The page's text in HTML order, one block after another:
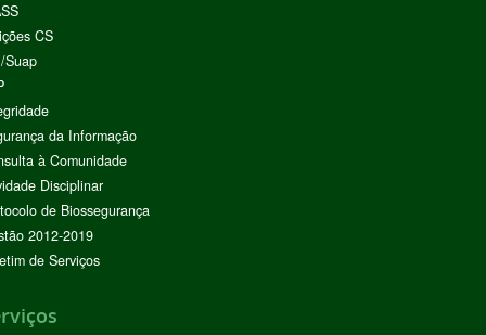
CS
Suap
da Informação
à Comunidade
Disciplinar
de Biossegurança
2012-2019
de Serviços